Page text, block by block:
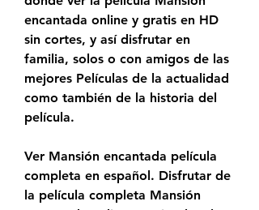
encantada online y gratis en HD
sin cortes, y así disfrutar en
familia, solos o con amigos de las
mejores Películas de la actualidad
como también de la historia del
película.
Ver Mansión encantada película
completa en español. Disfrutar de
la película completa Mansión